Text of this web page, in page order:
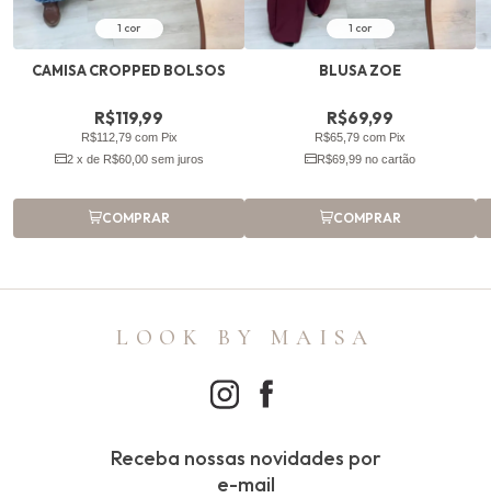
1 cor
CAMISA CROPPED BOLSOS
R$119,99
R$112,79 com Pix
2 x de R$60,00 sem juros
COMPRAR
1 cor
BLUSA ZOE
R$69,99
R$65,79 com Pix
R$69,99 no cartão
COMPRAR
LOOK BY MAISA
Receba nossas novidades por
e-mail